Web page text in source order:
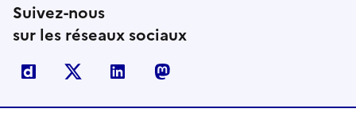
Suivez-nous
sur les réseaux sociaux
Dailymotion Linkedin